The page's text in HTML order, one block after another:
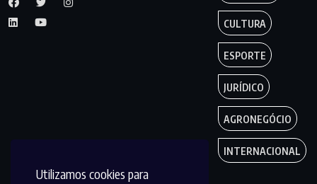
Utilizamos cookies para
CULTURA
ESPORTE
JURÍDICO
AGRONEGÓCIO
INTERNACIONAL